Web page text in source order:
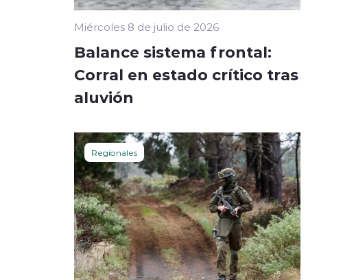
Miércoles 8 de julio de 2026
Balance sistema frontal:
Corral en estado crítico tras
aluvión
Regionales